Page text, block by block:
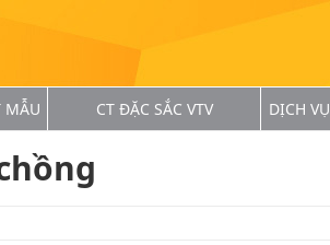
MẪU CT ĐẶC SẮC VTV DỊCH VỤ